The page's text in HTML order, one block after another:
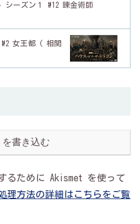
シーズン１ #12 錬金術師
#2 女王都 ( 相関
を書き込む
るために Akismet を使って
理方法の詳細はこちらをご覧